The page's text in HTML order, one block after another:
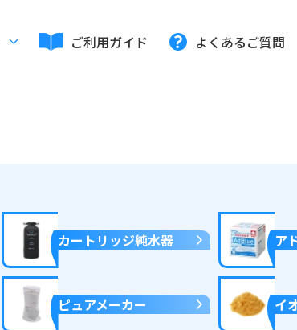
ご利用ガイド よくあるご質問
カートリッジ純水器 ア
ピュアメーカー イ